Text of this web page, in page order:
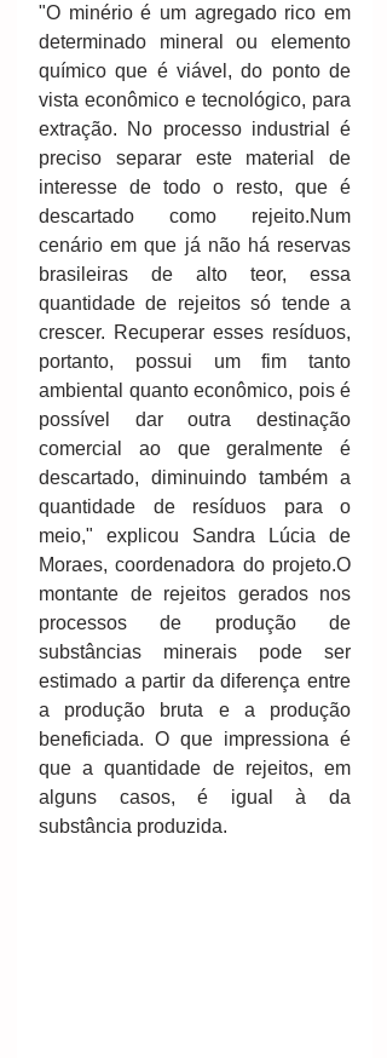
"O minério é um agregado rico em
determinado mineral ou elemento
químico que é viável, do ponto de
vista econômico e tecnológico, para
extração. No processo industrial é
preciso separar este material de
interesse de todo o resto, que é
descartado como rejeito.Num
cenário em que já não há reservas
brasileiras de alto teor, essa
quantidade de rejeitos só tende a
crescer. Recuperar esses resíduos,
portanto, possui um fim tanto
ambiental quanto econômico, pois é
possível dar outra destinação
comercial ao que geralmente é
descartado, diminuindo também a
quantidade de resíduos para o
meio," explicou Sandra Lúcia de
Moraes, coordenadora do projeto.O
montante de rejeitos gerados nos
processos de produção de
substâncias minerais pode ser
estimado a partir da diferença entre
a produção bruta e a produção
beneficiada. O que impressiona é
que a quantidade de rejeitos, em
alguns casos, é igual à da
substância produzida.